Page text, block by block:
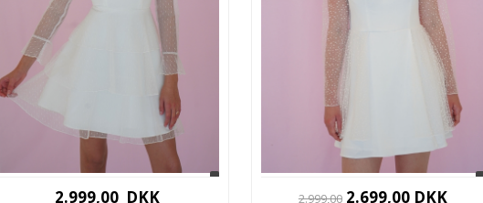
2.999,00 DKK 2.999,002.699,00 DKK